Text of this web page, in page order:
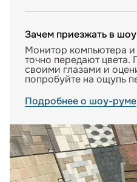
Зачем приезжать в
Монитор компьютера и
точно передают
своими глазами и
попробуйте на ощупь
Подробнее о шоу-руме